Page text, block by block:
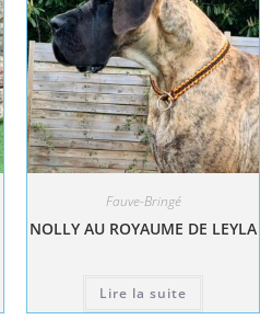
Fauve-Bringé
NOLLY AU ROYAUME DE LEYLA
Lire la suite